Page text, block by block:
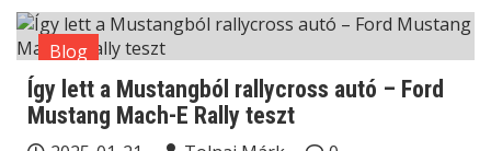
Blog
Így lett a Mustangból rallycross autó – Ford
Mustang Mach-E Rally teszt